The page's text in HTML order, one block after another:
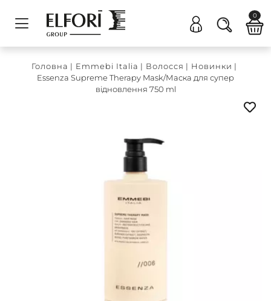
0
Головна | Emmebi Italia | Волосся | Новинки |
Essenza Supreme Therapy Mask/Маска для супер
відновлення 750 ml